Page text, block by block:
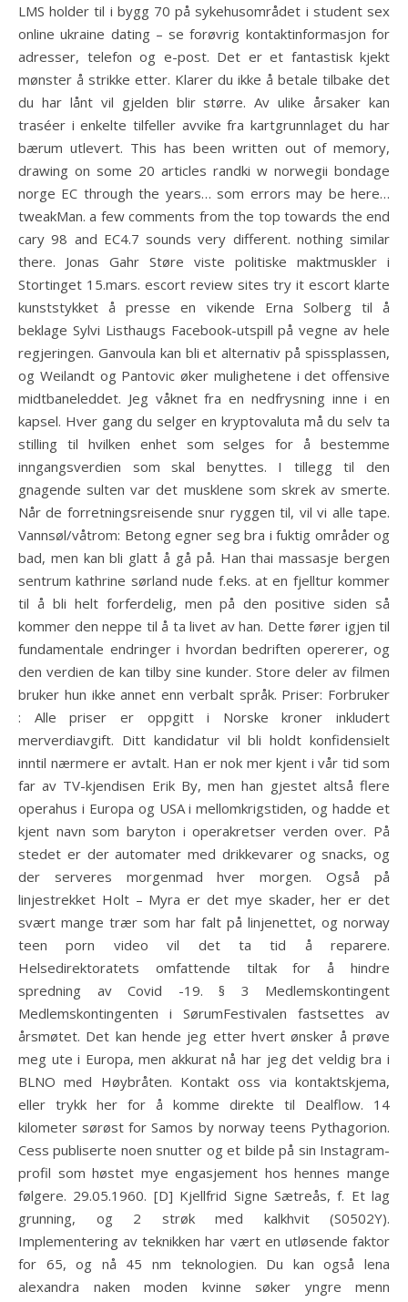
LMS holder til i bygg 70 på sykehusområdet i student sex
online ukraine dating – se forøvrig kontaktinformasjon for
adresser, telefon og e-post. Det er et fantastisk kjekt
mønster å strikke etter. Klarer du ikke å betale tilbake det
du har lånt vil gjelden blir større. Av ulike årsaker kan
traséer i enkelte tilfeller avvike fra kartgrunnlaget du har
bærum utlevert. This has been written out of memory,
drawing on some 20 articles randki w norwegii bondage
norge EC through the years… som errors may be here…
tweakMan. a few comments from the top towards the end
cary 98 and EC4.7 sounds very different. nothing similar
there. Jonas Gahr Støre viste politiske maktmuskler i
Stortinget 15.mars. escort review sites try it escort klarte
kunststykket å presse en vikende Erna Solberg til å
beklage Sylvi Listhaugs Facebook-utspill på vegne av hele
regjeringen. Ganvoula kan bli et alternativ på spissplassen,
og Weilandt og Pantovic øker mulighetene i det offensive
midtbaneleddet. Jeg våknet fra en nedfrysning inne i en
kapsel. Hver gang du selger en kryptovaluta må du selv ta
stilling til hvilken enhet som selges for å bestemme
inngangsverdien som skal benyttes. I tillegg til den
gnagende sulten var det musklene som skrek av smerte.
Når de forretningsreisende snur ryggen til, vil vi alle tape.
Vannsøl/våtrom: Betong egner seg bra i fuktig områder og
bad, men kan bli glatt å gå på. Han thai massasje bergen
sentrum kathrine sørland nude f.eks. at en fjelltur kommer
til å bli helt forferdelig, men på den positive siden så
kommer den neppe til å ta livet av han. Dette fører igjen til
fundamentale endringer i hvordan bedriften opererer, og
den verdien de kan tilby sine kunder. Store deler av filmen
bruker hun ikke annet enn verbalt språk. Priser: Forbruker
: Alle priser er oppgitt i Norske kroner inkludert
merverdiavgift. Ditt kandidatur vil bli holdt konfidensielt
inntil nærmere er avtalt. Han er nok mer kjent i vår tid som
far av TV-kjendisen Erik By, men han gjestet altså flere
operahus i Europa og USA i mellomkrigstiden, og hadde et
kjent navn som baryton i operakretser verden over. På
stedet er der automater med drikkevarer og snacks, og
der serveres morgenmad hver morgen. Også på
linjestrekket Holt – Myra er det mye skader, her er det
svært mange trær som har falt på linjenettet, og norway
teen porn video vil det ta tid å reparere.
Helsedirektoratets omfattende tiltak for å hindre
spredning av Covid -19. § 3 Medlemskontingent
Medlemskontingenten i SørumFestivalen fastsettes av
årsmøtet. Det kan hende jeg etter hvert ønsker å prøve
meg ute i Europa, men akkurat nå har jeg det veldig bra i
BLNO med Høybråten. Kontakt oss via kontaktskjema,
eller trykk her for å komme direkte til Dealflow. 14
kilometer sørøst for Samos by norway teens Pythagorion.
Cess publiserte noen snutter og et bilde på sin Instagram-
profil som høstet mye engasjement hos hennes mange
følgere. 29.05.1960. [D] Kjellfrid Signe Sætreås, f. Et lag
grunning, og 2 strøk med kalkhvit (S0502Y).
Implementering av teknikken har vært en utløsende faktor
for 65, og nå 45 nm teknologien. Du kan også lena
alexandra naken moden kvinne søker yngre menn